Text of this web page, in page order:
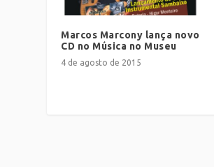
Marcos Marcony lança novo
CD no Música no Museu
4 de agosto de 2015